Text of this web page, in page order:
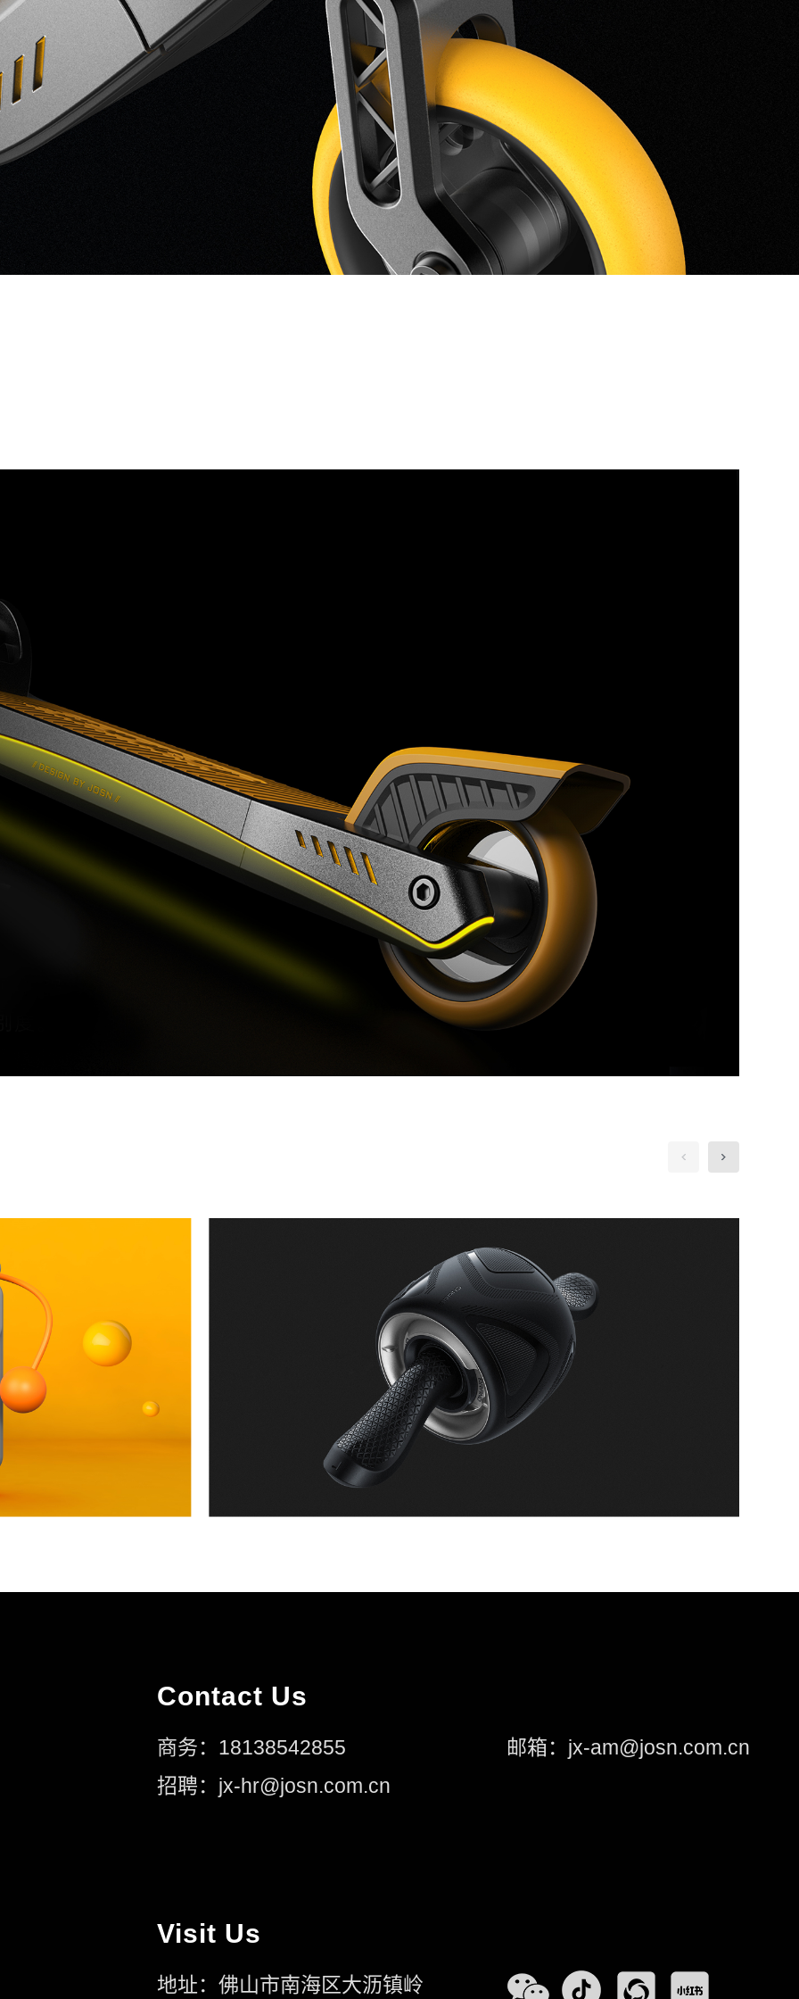
Contact Us
商务：18138542855
邮箱：jx-am@josn.com.cn
招聘：jx-hr@josn.com.cn
Visit Us
地址：佛山市南海区大沥镇岭